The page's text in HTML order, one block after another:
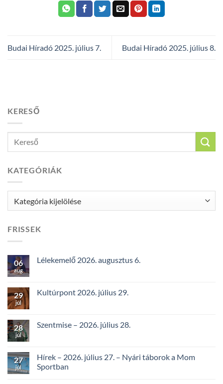
Budai Híradó 2025. július 7. Budai Híradó 2025. július 8.
KERESŐ
KATEGÓRIÁK
FRISSEK
06
aug
Lélekemelő 2026. augusztus 6.
29
júl
Kultúrpont 2026. július 29.
28
júl
Szentmise – 2026. július 28.
27
júl
Hírek – 2026. július 27. – Nyári táborok a Mom
Sportban